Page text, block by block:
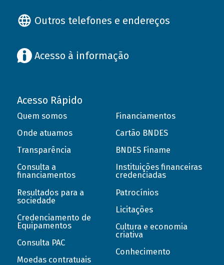
Outros telefones e endereços
Acesso à informação
Acesso Rápido
Quem somos
Onde atuamos
Transparência
Consulta a
financiamentos
Resultados para a
sociedade
Credenciamento de
Equipamentos
Consulta PAC
Moedas contratuais
Financiamentos
Cartão BNDES
BNDES Finame
Instituições financeiras
credenciadas
Patrocínios
Licitações
Cultura e economia
criativa
Conhecimento